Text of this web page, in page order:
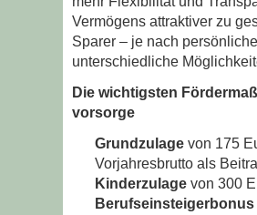
Vermögens attraktiver zu
Sparer – je nach
unterschiedliche
Die wichtigsten
vorsorge
Grundzulage von 175
Vorjahresbrutto als
Kinderzulage von 300
Berufseinsteigerbonus